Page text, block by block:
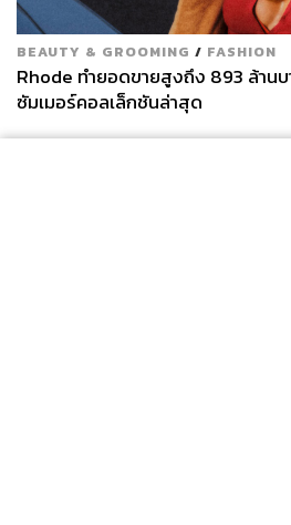
BEAUTY & GROOMING / FASHION
Rhode ทำยอดขายสูงถึง 893 ล้านบ
ซัมเมอร์คอลเล็กชันล่าสุด